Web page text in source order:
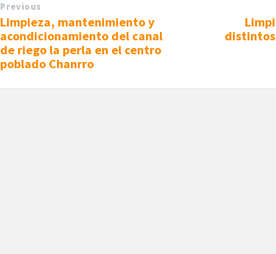
Previous
Limpieza, mantenimiento y
acondicionamiento del canal
de riego la perla en el centro
poblado Chanrro